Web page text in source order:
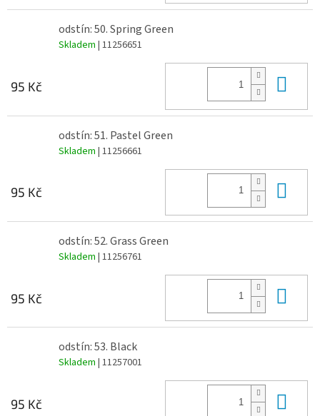
odstín: 50. Spring Green
Skladem | 11256651
95 Kč
odstín: 51. Pastel Green
Skladem | 11256661
95 Kč
odstín: 52. Grass Green
Skladem | 11256761
95 Kč
odstín: 53. Black
Skladem | 11257001
95 Kč